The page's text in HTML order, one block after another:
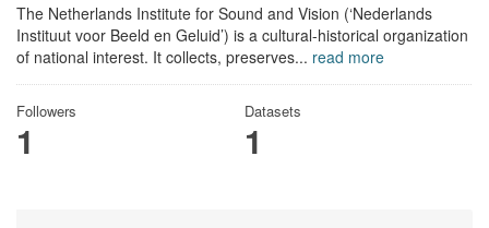
The Netherlands Institute for Sound and Vision (‘Nederlands
Instituut voor Beeld en Geluid’) is a cultural-historical organization
of national interest. It collects, preserves... read more
Followers
1
Datasets
1